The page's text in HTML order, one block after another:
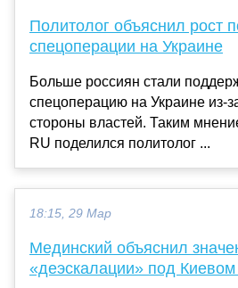
Политолог объяснил рост
спецоперации на Украине
Больше россиян стали
спецоперацию на Украине из-
стороны властей. Таким
RU поделился политолог ...
18:15, 29 Мар
Мединский объяснил
«деэскалации» под